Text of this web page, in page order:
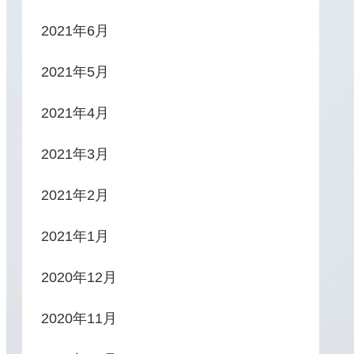
2021年6月
2021年5月
2021年4月
2021年3月
2021年2月
2021年1月
2020年12月
2020年11月